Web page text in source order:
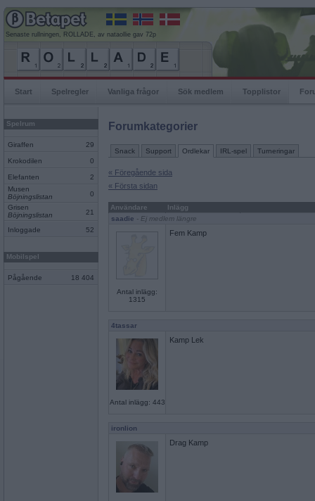
Senaste rullningen, ROLLADE, av nataollie gav 72p
Start Spelregler Vanliga frågor Sök medlem Topplistor
Spelrum
Giraffen 29
Krokodilen 0
Elefanten
2
Musen
Böjningslistan
0
Grisen
Böjningslistan
21
Inloggade 52
Mobilspel
Pågående 18 404
Forumkategorier
Snack Support Ordlekar IRL-spel Turneringar
« Föregående sida
« Första sidan
Användare
Inlägg
saadie - Ej medlem längre
Antal inlägg:
1315
Fem Kamp
4tassar
Antal inlägg: 443
Kamp Lek
ironlion
Drag Kamp